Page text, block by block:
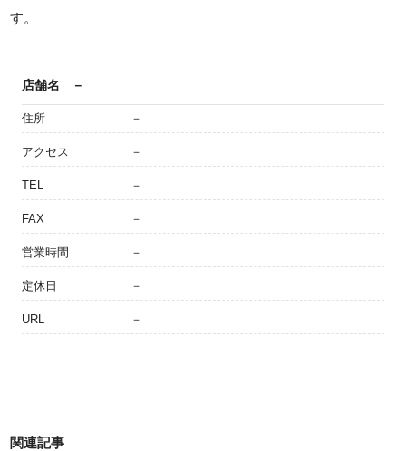
す。
店舗名 －
住所 －
アクセス －
TEL －
FAX －
営業時間 －
定休日 －
URL －
関連記事